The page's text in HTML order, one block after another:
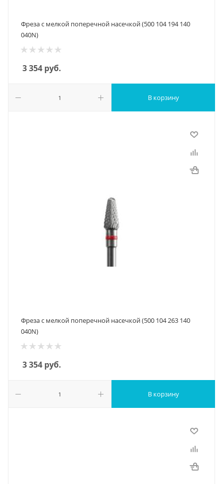
Фреза с мелкой поперечной насечкой (500 104 194 140
040N)
3 354 руб.
В корзину
Фреза с мелкой поперечной насечкой (500 104 263 140
040N)
3 354 руб.
В корзину